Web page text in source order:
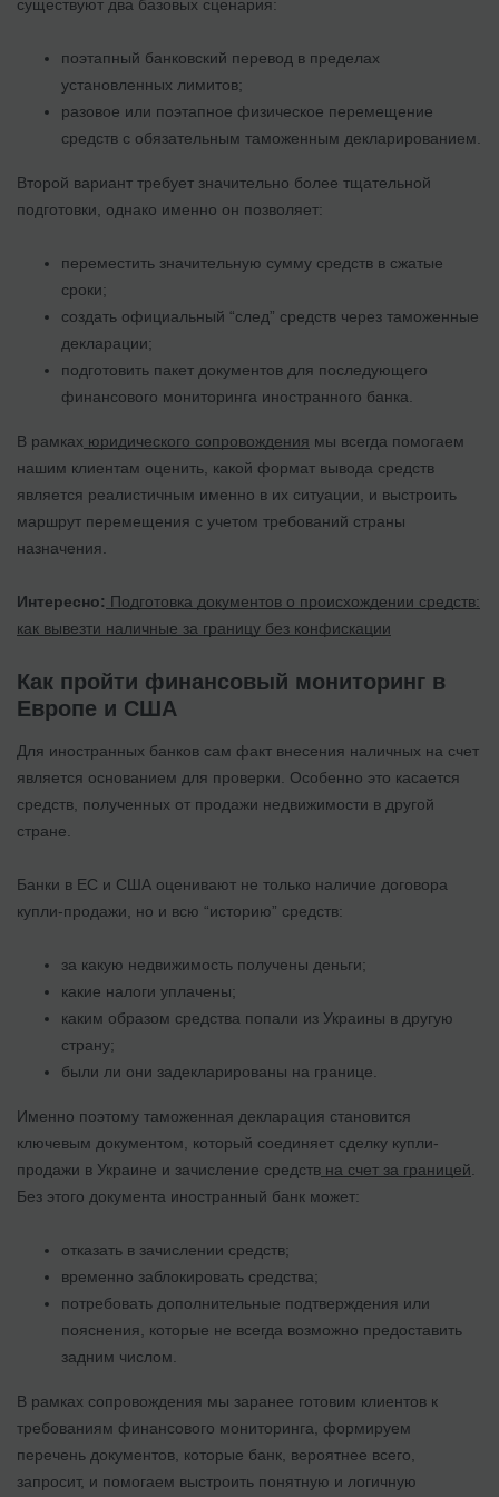
существуют два базовых сценария:
поэтапный банковский перевод в пределах
установленных лимитов;
разовое или поэтапное физическое перемещение
средств с обязательным таможенным декларированием.
Второй вариант требует значительно более тщательной
подготовки, однако именно он позволяет:
переместить значительную сумму средств в сжатые
сроки;
создать официальный “след” средств через таможенные
декларации;
подготовить пакет документов для последующего
финансового мониторинга иностранного банка.
В рамках юридического сопровождения мы всегда помогаем
нашим клиентам оценить, какой формат вывода средств
является реалистичным именно в их ситуации, и выстроить
маршрут перемещения с учетом требований страны
назначения.
Интересно: Подготовка документов о происхождении средств:
как вывезти наличные за границу без конфискации
Как пройти финансовый мониторинг в
Европе и США
Для иностранных банков сам факт внесения наличных на счет
является основанием для проверки. Особенно это касается
средств, полученных от продажи недвижимости в другой
стране.
Банки в ЕС и США оценивают не только наличие договора
купли-продажи, но и всю “историю” средств:
за какую недвижимость получены деньги;
какие налоги уплачены;
каким образом средства попали из Украины в другую
страну;
были ли они задекларированы на границе.
Именно поэтому таможенная декларация становится
ключевым документом, который соединяет сделку купли-
продажи в Украине и зачисление средств на счет за границей
Без этого документа иностранный банк может:
отказать в зачислении средств;
временно заблокировать средства;
потребовать дополнительные подтверждения или
пояснения, которые не всегда возможно предоставить
задним числом.
В рамках сопровождения мы заранее готовим клиентов к
требованиям финансового мониторинга, формируем
перечень документов, которые банк, вероятнее всего,
запросит, и помогаем выстроить понятную и логичную